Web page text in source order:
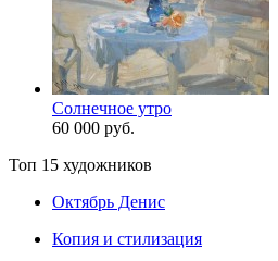
Солнечное утро
60 000 руб.
Топ 15 художников
Октябрь Денис
Копия и стилизация